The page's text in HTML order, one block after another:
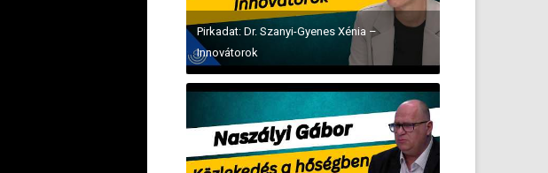
Pirkadat: Dr. Szanyi-Gyenes Xénia –
Innovátorok